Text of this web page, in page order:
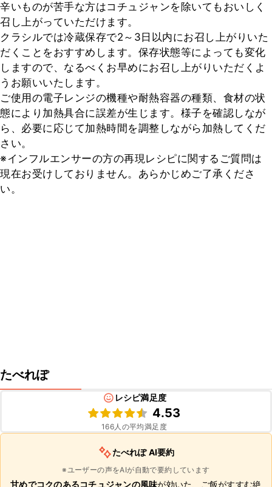
辛いものが苦手な方はコチュジャンを除いてもおいしく
召し上がっていただけます。
クラシルでは冷蔵保存で2～3日以内にお召し上がりいた
だくことをおすすめします。保存状態等によっても変化
しますので、なるべくお早めにお召し上がりいただくよ
うお願いいたします。
ご使用の電子レンジの機種や耐熱容器の種類、食材の状
態により加熱具合に誤差が生じます。様子を確認しなが
ら、必要に応じて加熱時間を調整しながら加熱してくだ
さい。
※インフルエンサーの方の再現レシピに関するご質問は
現在お受けしておりません。あらかじめご了承くださ
い。
たべれぽ
レシピ満足度
4.53
166人の平均満足度
たべれぽ AI要約
※ユーザーの声をAIが自動で要約しています
甘めでコクのあるコチュジャンの風味が効いた、ご飯がすすむ絶